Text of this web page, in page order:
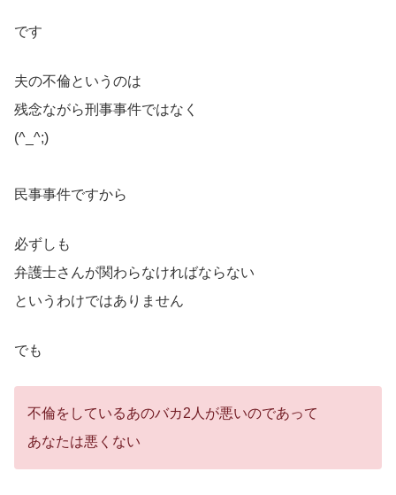
です
夫の不倫というのは
残念ながら刑事事件ではなく
(^_^;)
民事事件ですから
必ずしも
弁護士さんが関わらなければならない
というわけではありません
でも
不倫をしているあのバカ2人が悪いのであって
あなたは悪くない